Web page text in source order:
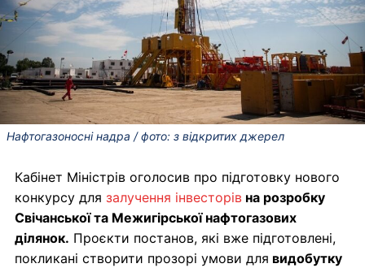
Нафтогазоносні надра / фото: з відкритих джерел
Кабінет Міністрів оголосив про підготовку нового
конкурсу для залучення інвесторів на розробку
Свічанської та Межигірської нафтогазових
ділянок. Проєкти постанов, які вже підготовлені,
покликані створити прозорі умови для видобутку